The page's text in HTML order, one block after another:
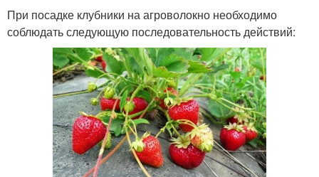
При посадке клубники на агроволокно необходимо
соблюдать следующую последовательность действий: